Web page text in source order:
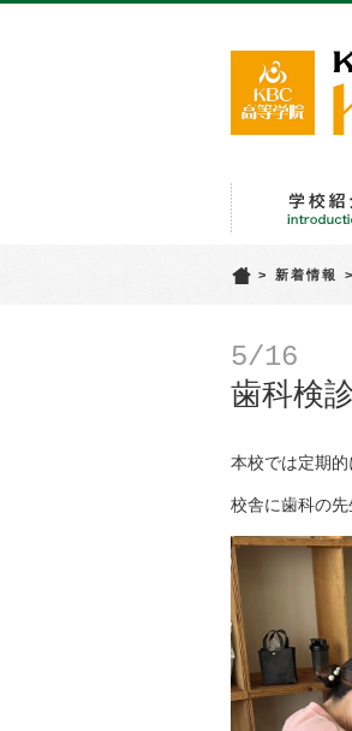
> 新着情報
5/16
歯科検
本校では定期的
校舎に歯科の先